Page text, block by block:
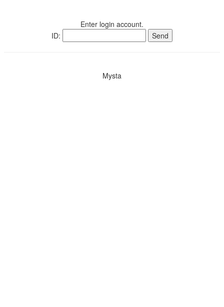
Enter login account.
ID:
Send
Mysta